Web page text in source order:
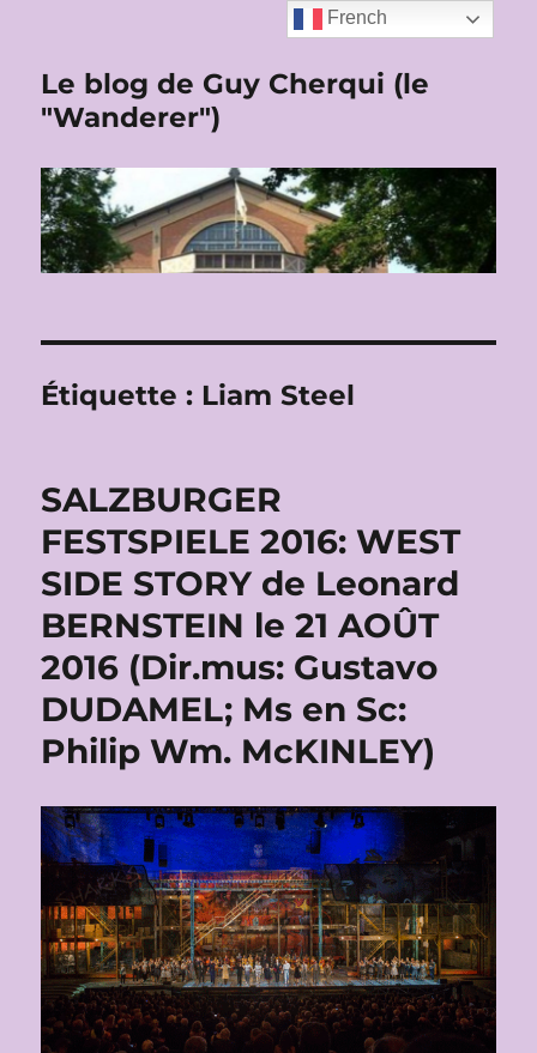
Le blog de Guy Cherqui (le
"Wanderer")
Étiquette : Liam Steel
SALZBURGER
FESTSPIELE 2016: WEST
SIDE STORY de Leonard
BERNSTEIN le 21 AOÛT
2016 (Dir.mus: Gustavo
DUDAMEL; Ms en Sc:
Philip Wm. McKINLEY)
French